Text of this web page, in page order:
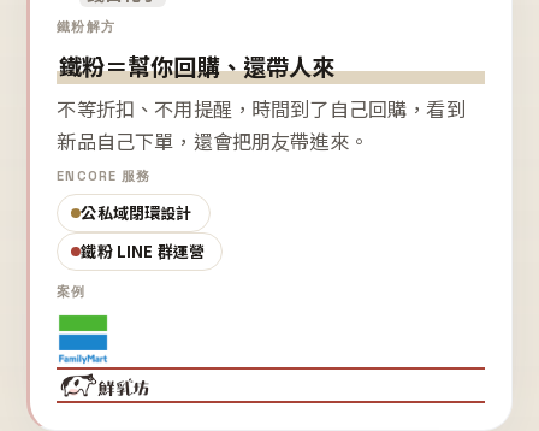
鐵粉解方
鐵粉＝幫你回購、還帶人來
不等折扣、不用提醒，時間到了自己回購，看到
新品自己下單，還會把朋友帶進來。
ENCORE 服務
公私域閉環設計
鐵粉 LINE 群運營
案例